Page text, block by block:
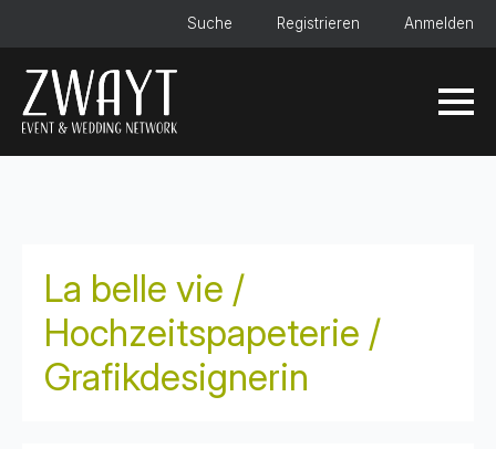
Suche Registrieren Anmelden
La belle vie /
Hochzeitspapeterie /
Grafikdesignerin